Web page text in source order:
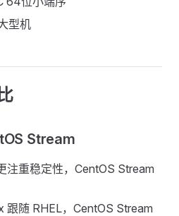
型机
Stream
注重稳定性，CentOS Stream
跟随 RHEL，CentOS Stream